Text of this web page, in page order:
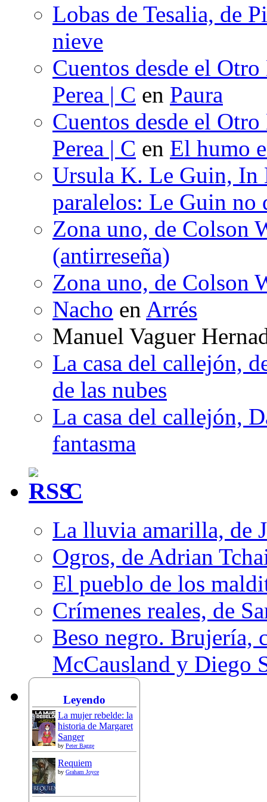
Lobas de Tesalia, de
nieve
Cuentos desde el
Perea | C en Paura
Cuentos desde el
Perea | C en El humo
Ursula K. Le Guin, In
paralelos: Le Guin no
Zona uno, de Colson
(antirreseña)
Zona uno, de Colson
Nacho en Arrés
Manuel Vaguer
La casa del callejón,
de las nubes
La casa del callejón,
fantasma
C
La lluvia amarilla, de
Ogros, de Adrian
El pueblo de los
Crímenes reales, de
Beso negro. Brujería,
McCausland y Diego
Leyendo
La mujer rebelde: la
historia de Margaret
Sanger
by Peter Bagge
Requiem
by Graham Joyce